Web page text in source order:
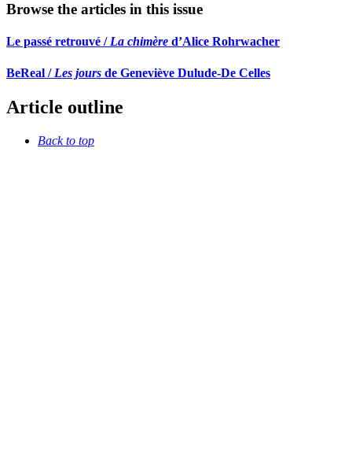
Browse the articles in this issue
Le passé retrouvé /La chimère d’Alice Rohrwacher
BeReal / Les jours de Geneviève Dulude-De Celles
Article outline
Back to top